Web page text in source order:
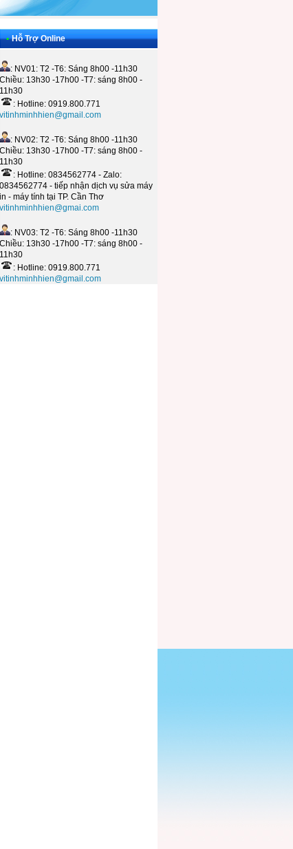
• Hỗ Trợ Online
: NV01: T2 -T6: Sáng 8h00 -11h30
Chiều: 13h30 -17h00 -T7: sáng 8h00 -
11h30
: Hotline: 0919.800.771
vitinhminhhien@gmail.com
: NV02: T2 -T6: Sáng 8h00 -11h30
Chiều: 13h30 -17h00 -T7: sáng 8h00 -
11h30
: Hotline: 0834562774 - Zalo:
0834562774 - tiếp nhận dịch vụ sửa máy
in - máy tính tại TP. Cần Thơ
vitinhminhhien@gmai.com
: NV03: T2 -T6: Sáng 8h00 -11h30
Chiều: 13h30 -17h00 -T7: sáng 8h00 -
11h30
: Hotline: 0919.800.771
vitinhminhhien@gmail.com